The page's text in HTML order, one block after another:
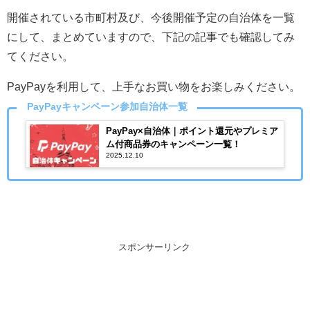
開催されている市町村及び、今後開催予定の自治体を一覧
にして、まとめていますので、下記の記事でも確認してみ
てください。
PayPayを利用して、上手なお買い物をお楽しみください。
PayPayキャンペーン参加自治体一覧
PayPay×自治体｜ポイント還元やプレミア
ム付商品券のキャンペーン一覧！
2025.12.10
スポンサーリンク